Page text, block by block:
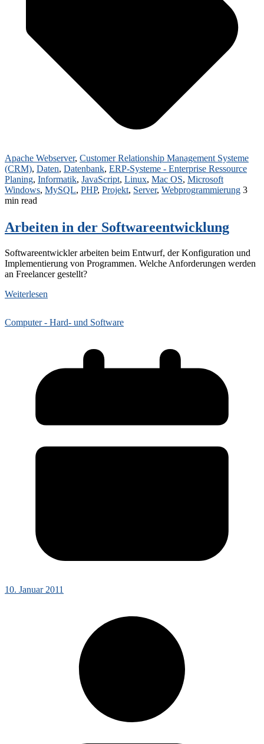
Apache Webserver, Customer Relationship Management Systeme
(CRM), Daten, Datenbank, ERP-Systeme - Enterprise Ressource
Planing, Informatik, JavaScript, Linux, Mac OS, Microsoft
Windows, MySQL, PHP, Projekt, Server, Webprogrammierung 3
min read
Arbeiten in der Softwareentwicklung
Softwareentwickler arbeiten beim Entwurf, der Konfiguration und
Implementierung von Programmen. Welche Anforderungen werden
an Freelancer gestellt?
Weiterlesen
Computer - Hard- und Software
10. Januar 2011